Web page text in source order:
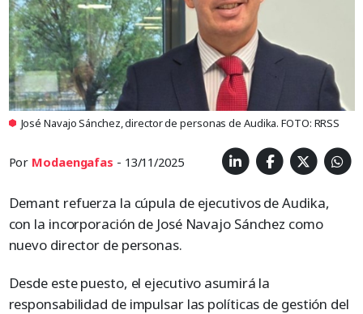
José Navajo Sánchez, director de personas de Audika. FOTO: RRSS
Por Modaengafas - 13/11/2025
Demant refuerza la cúpula de ejecutivos de Audika,
con la incorporación de José Navajo Sánchez como
nuevo director de personas.
Desde este puesto, el ejecutivo asumirá la
responsabilidad de impulsar las políticas de gestión del